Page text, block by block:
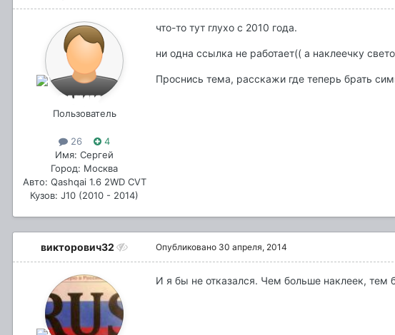
Пользователь
26
4
Имя: Сергей
Город: Москва
Авто: Qashqai 1.6 2WD CVT
Кузов: J10 (2010 - 2014)
что-то тут глухо с 2010 года.
ни одна ссылка не работает(( а наклеечку
Проснись тема, расскажи где теперь брать
викторович32 Опубликовано 30 апреля, 2014
И я бы не отказался. Чем больше наклеек,